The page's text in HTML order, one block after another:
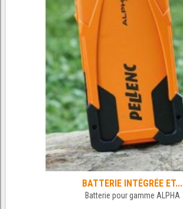
BATTERIE INTÉGRÉE ET...
Batterie pour gamme ALPHA